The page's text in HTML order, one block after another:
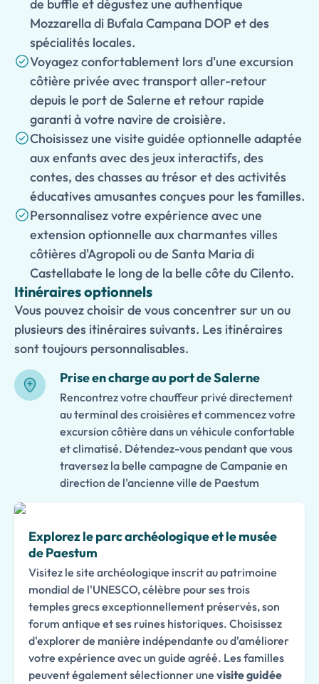
de buffle et dégustez une authentique
Mozzarella di Bufala Campana DOP et des
spécialités locales.
Voyagez confortablement lors d'une excursion
côtière privée avec transport aller-retour
depuis le port de Salerne et retour rapide
garanti à votre navire de croisière.
Choisissez une visite guidée optionnelle adaptée
aux enfants avec des jeux interactifs, des
contes, des chasses au trésor et des activités
éducatives amusantes conçues pour les familles.
Personnalisez votre expérience avec une
extension optionnelle aux charmantes villes
côtières d'Agropoli ou de Santa Maria di
Castellabate le long de la belle côte du Cilento.
Itinéraires optionnels
Vous pouvez choisir de vous concentrer sur un ou
plusieurs des itinéraires suivants. Les itinéraires
sont toujours personnalisables.
Prise en charge au port de Salerne
Rencontrez votre chauffeur privé directement
au terminal des croisières et commencez votre
excursion côtière dans un véhicule confortable
et climatisé. Détendez-vous pendant que vous
traversez la belle campagne de Campanie en
direction de l'ancienne ville de Paestum
Explorez le parc archéologique et le musée
de Paestum
Visitez le site archéologique inscrit au patrimoine
mondial de l'UNESCO, célèbre pour ses trois
temples grecs exceptionnellement préservés, son
forum antique et ses ruines historiques. Choisissez
d'explorer de manière indépendante ou d'améliorer
votre expérience avec un guide agréé. Les familles
peuvent également sélectionner une visite guidée